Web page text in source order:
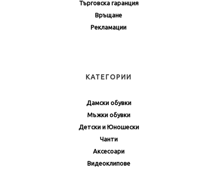
Търговска гаранция
Връщане
Рекламации
КАТЕГОРИИ
Дамски обувки
Мъжки обувки
Детски и Юношески
Чанти
Аксесоари
Видеоклипове